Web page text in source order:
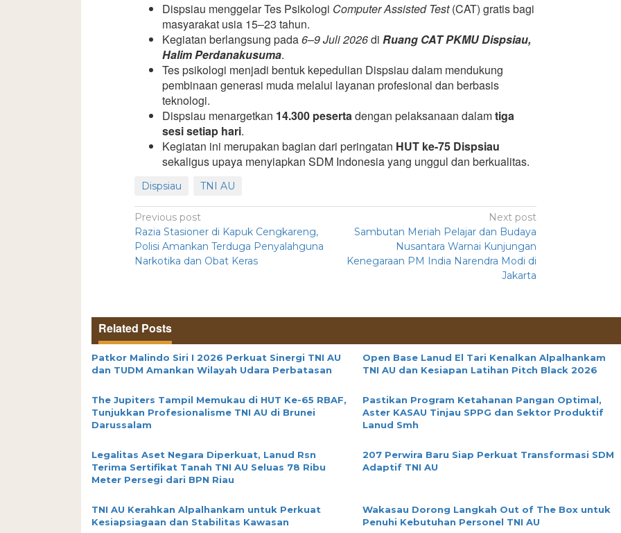
Dispsiau menggelar Tes Psikologi Computer Assisted Test(CAT) gratis bagi
masyarakat usia 15–23 tahun.
Kegiatan berlangsung pada6–9 Juli 2026di Ruang CAT PKMU Dispsiau,
Halim Perdanakusuma.
Tes psikologi menjadi bentuk kepedulian Dispsiau dalam mendukung
pembinaan generasi muda melalui layanan profesional dan berbasis
teknologi.
Dispsiau menargetkan 14.300 pesertadengan pelaksanaan dalamtiga
sesi setiap hari.
Kegiatan ini merupakan bagian dari peringatan HUT ke-75 Dispsiau
sekaligus upaya menyiapkan SDM Indonesia yang unggul dan berkualitas.
Dispsiau TNI AU
Previous post
Razia Stasioner di Kapuk Cengkareng,
Polisi Amankan Terduga Penyalahguna
Narkotika dan Obat Keras
Next post
Sambutan Meriah Pelajar dan Budaya
Nusantara Warnai Kunjungan
Kenegaraan PM India Narendra Modi di
Jakarta
Related Posts
Patkor Malindo Siri I 2026 Perkuat Sinergi TNI AU
dan TUDM Amankan Wilayah Udara Perbatasan
Open Base Lanud El Tari Kenalkan Alpalhankam
TNI AU dan Kesiapan Latihan Pitch Black 2026
The Jupiters Tampil Memukau di HUT Ke-65 RBAF,
Tunjukkan Profesionalisme TNI AU di Brunei
Darussalam
Pastikan Program Ketahanan Pangan Optimal,
Aster KASAU Tinjau SPPG dan Sektor Produktif
Lanud Smh
Legalitas Aset Negara Diperkuat, Lanud Rsn
Terima Sertifikat Tanah TNI AU Seluas 78 Ribu
Meter Persegi dari BPN Riau
207 Perwira Baru Siap Perkuat Transformasi SDM
Adaptif TNI AU
TNI AU Kerahkan Alpalhankam untuk Perkuat
Kesiapsiagaan dan Stabilitas Kawasan
Wakasau Dorong Langkah Out of The Box untuk
Penuhi Kebutuhan Personel TNI AU